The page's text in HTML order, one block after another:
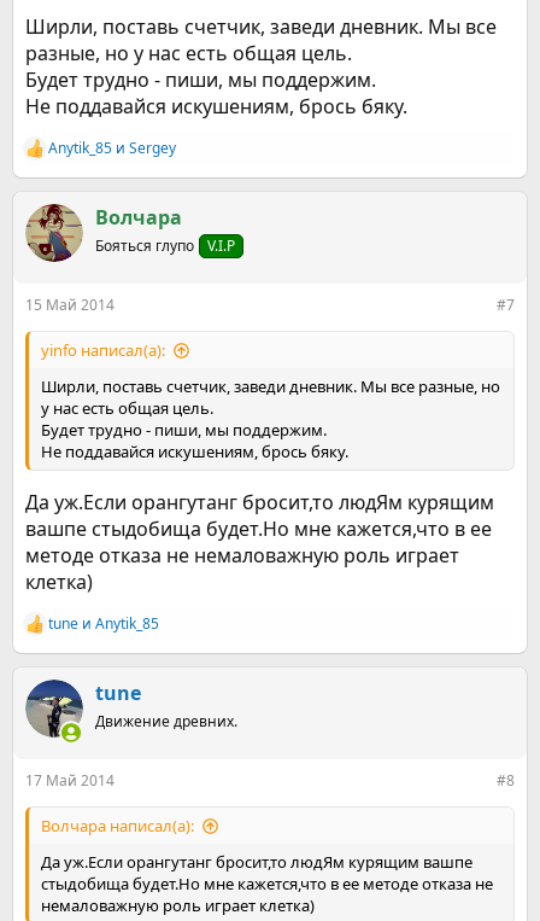
Ширли, поставь счетчик, заведи дневник. Мы все
разные, но у нас есть общая цель.
Будет трудно - пиши, мы поддержим.
Не поддавайся искушениям, брось бяку.
Р
е
к
ц
и
Anytik_85 и Sergey
Волчара
Бояться глупо V.I.P
15 Май 2014 #7
yinfo написал(а):
Ширли, поставь счетчик, заведи дневник. Мы все разные, но
у нас есть общая цель.
Будет трудно - пиши, мы поддержим.
Не поддавайся искушениям, брось бяку.
Да уж.Если орангутанг бросит,то людЯм курящим
вашпе стыдобища будет.Но мне кажется,что в ее
методе отказа не немаловажную роль играет
клетка)
Р
е
к
ц
и
tune и Anytik_85
tune
Движение древних.
17 Май 2014 #8
Волчара написал(а):
Да уж.Если орангутанг бросит,то людЯм курящим вашпе
стыдобища будет.Но мне кажется,что в ее методе отказа не
немаловажную роль играет клетка)